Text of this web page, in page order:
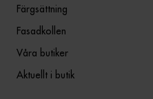
Färgsättning
Fasadkollen
Våra butiker
Aktuellt i butik